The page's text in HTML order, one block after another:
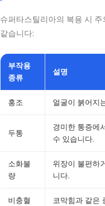
슈퍼타스틸리아의 복용 시 주
같습니다:
부작용
종류
설명
홍조 얼굴이 붉어지
두통
경미한 통증에
수 있습니다.
소화불
량
위장이 불편하
니다.
비충혈 코막힘과 같은